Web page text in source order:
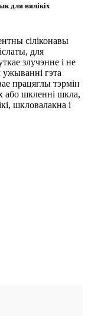
для вялікіх
сіліконавы
для
злучэнне і не
гэта
працяглы тэрмін
або шкленні шкла,
шкловалакна і